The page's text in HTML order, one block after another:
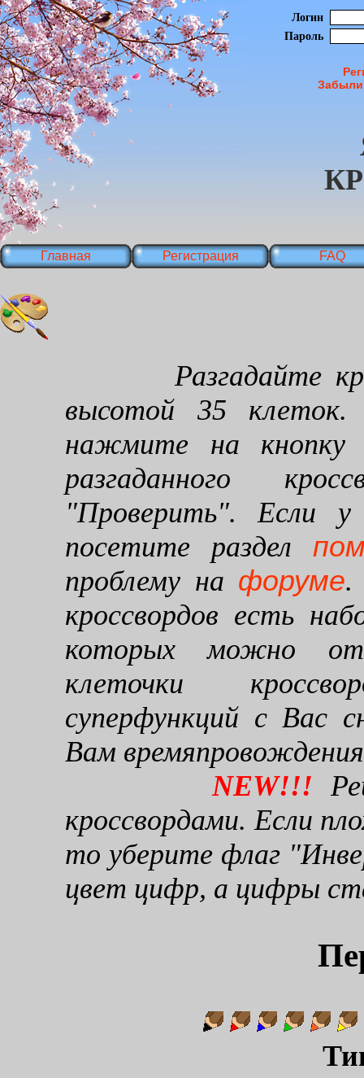
Логин
Пароль
Главная Регистрация FAQ
Разгадайте
высотой 35 клеток.
нажмите на кнопку
разгаданного
"Проверить". Если
посетите раздел
проблему на форуме.
кроссвордов есть
которых можно
клеточки
суперфункций с Вас
Вам
NEW!!!
кроссвордами. Если
то уберите флаг
цвет цифр, а цифры